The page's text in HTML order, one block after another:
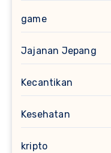
game
Jajanan Jepang
Kecantikan
Kesehatan
kripto